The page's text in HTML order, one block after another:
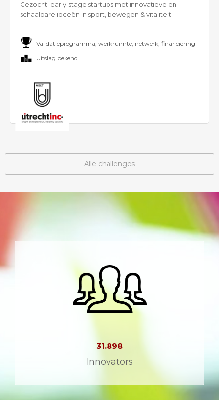
Gezocht: early-stage startups met innovatieve en
schaalbare ideeën in sport, bewegen & vitaliteit
Validatieprogramma, werkruimte, netwerk, financiering
Uitslag bekend
Alle challenges
31.898
Innovators